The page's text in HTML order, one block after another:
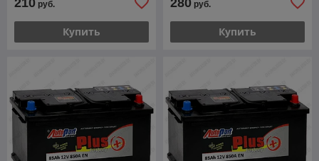
руб.
Купить
руб.
Купить